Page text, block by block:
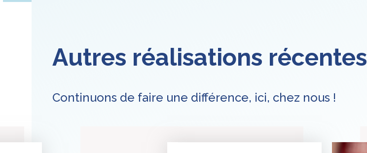
Autres réalisations récentes
Continuons de faire une différence, ici, chez nous !